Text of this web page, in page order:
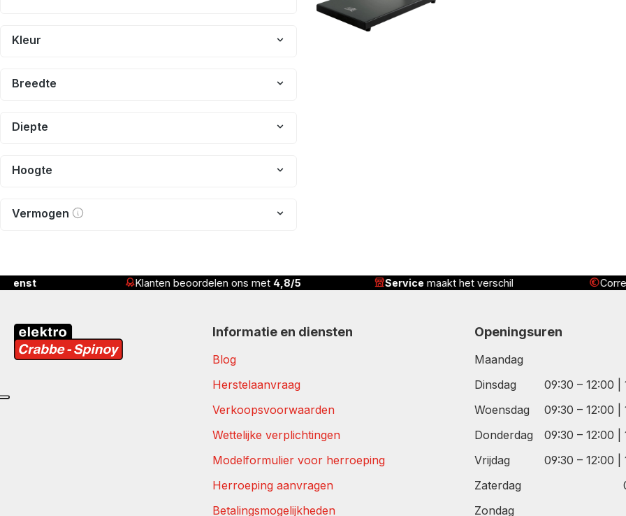
Kleur
Breedte
Diepte
Hoogte
Vermogen
Klanten beoordelen ons met4,8/5 maakt het verschil Correcte prijs,
Informatie en diensten
Blog
Herstelaanvraag
Verkoopsvoorwaarden
Wettelijke verplichtingen
Modelformulier voor herroeping
Herroeping aanvragen
Betalingsmogelijkheden
Openingsuren
Maandag
Dinsdag
09:30 – 12:00 |
Woensdag
09:30 – 12:00 |
Donderdag
09:30 – 12:00 |
Vrijdag
09:30 – 12:00 |
Zaterdag
Zondag